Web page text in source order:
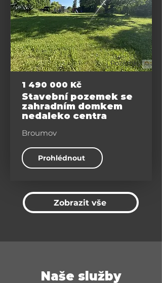
Pozemky
1 490 000 Kč
Stavební pozemek se
zahradním domkem
nedaleko centra
Broumov
Prohlédnout
Zobrazit vše
Naše služby